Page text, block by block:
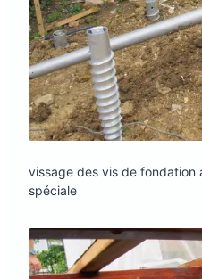
vissage des vis de fondation
spéciale